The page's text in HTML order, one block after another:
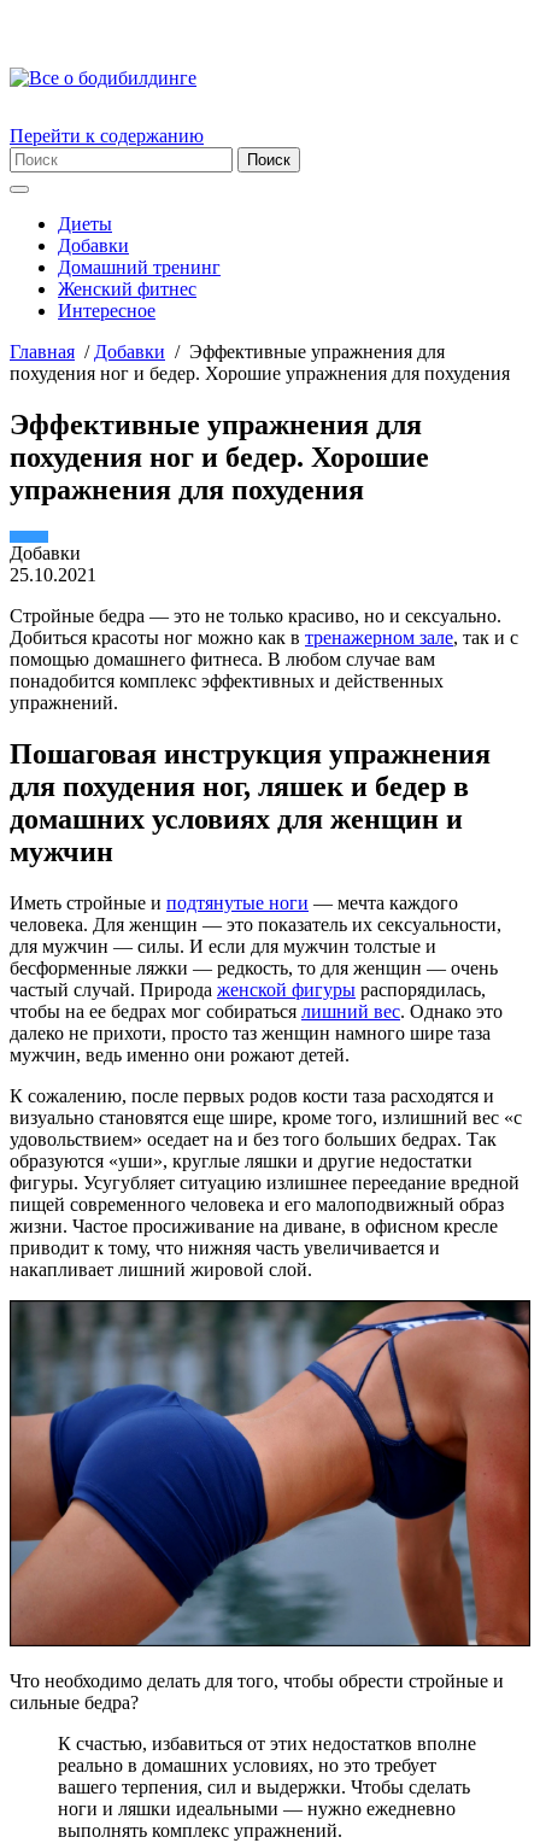
Перейти к содержанию
Диеты
Добавки
Домашний тренинг
Женский фитнес
Интересное
Главная / Добавки / Эффективные упражнения для
похудения ног и бедер. Хорошие упражнения для похудения
Эффективные упражнения для
похудения ног и бедер. Хорошие
упражнения для похудения
Добавки
25.10.2021
Стройные бедра — это не только красиво, но и сексуально.
Добиться красоты ног можно как в тренажерном зале, так и с
помощью домашнего фитнеса. В любом случае вам
понадобится комплекс эффективных и действенных
упражнений.
Пошаговая инструкция упражнения
для похудения ног, ляшек и бедер в
домашних условиях для женщин и
мужчин
Иметь стройные и подтянутые ноги — мечта каждого
человека. Для женщин — это показатель их сексуальности,
для мужчин — силы. И если для мужчин толстые и
бесформенные ляжки — редкость, то для женщин — очень
частый случай. Природа женской фигуры распорядилась,
чтобы на ее бедрах мог собираться лишний вес. Однако это
далеко не прихоти, просто таз женщин намного шире таза
мужчин, ведь именно они рожают детей.
К сожалению, после первых родов кости таза расходятся и
визуально становятся еще шире, кроме того, излишний вес «с
удовольствием» оседает на и без того больших бедрах. Так
образуются «уши», круглые ляшки и другие недостатки
фигуры. Усугубляет ситуацию излишнее переедание вредной
пищей современного человека и его малоподвижный образ
жизни. Частое просиживание на диване, в офисном кресле
приводит к тому, что нижняя часть увеличивается и
накапливает лишний жировой слой.
Что необходимо делать для того, чтобы обрести стройные и
сильные бедра?
К счастью, избавиться от этих недостатков вполне
реально в домашних условиях, но это требует
вашего терпения, сил и выдержки. Чтобы сделать
ноги и ляшки идеальными — нужно ежедневно
выполнять комплекс упражнений.